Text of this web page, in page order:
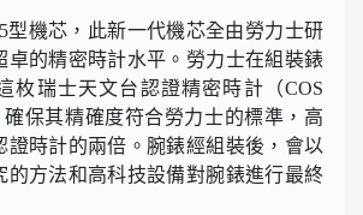
型機芯，此新一代機芯全由勞力士研
卓的精密時計水平。勞力士在組裝錶
枚瑞士天文台認證精密時計（COS
保其精確度符合勞力士的標準，高
證時計的兩倍。腕錶經組裝後，會以
的方法和高科技設備對腕錶進行最終